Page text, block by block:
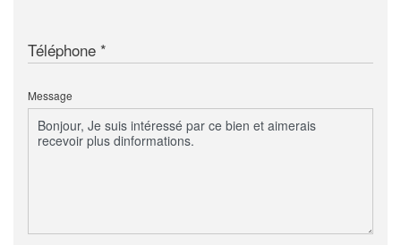
Téléphone
Message